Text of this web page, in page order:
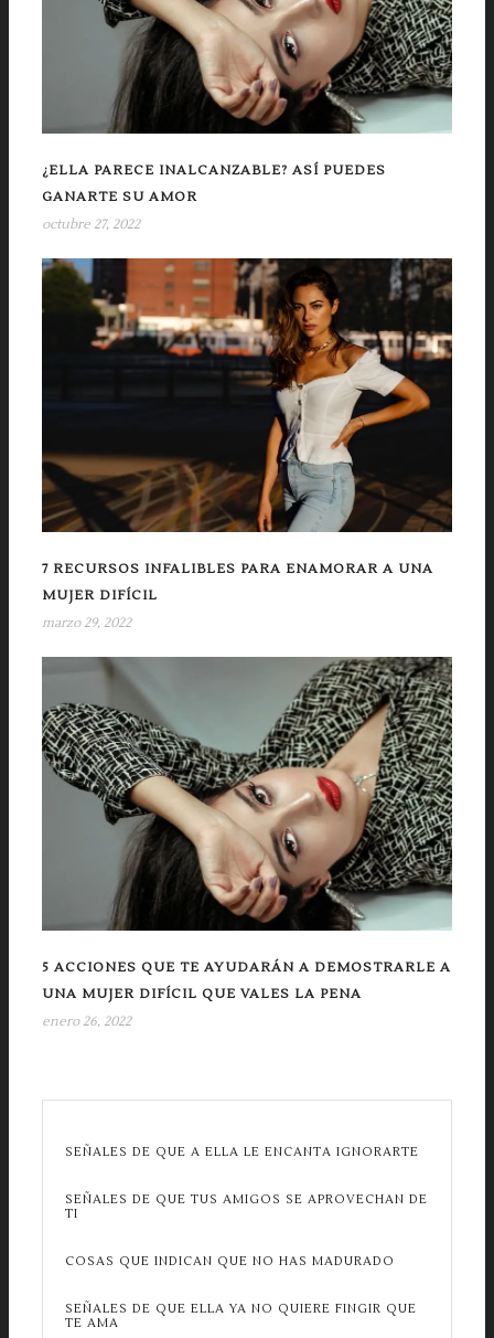
¿ELLA PARECE INALCANZABLE? ASÍ PUEDES
GANARTE SU AMOR
octubre 27, 2022
7 RECURSOS INFALIBLES PARA ENAMORAR A UNA
MUJER DIFÍCIL
marzo 29, 2022
5 ACCIONES QUE TE AYUDARÁN A DEMOSTRARLE A
UNA MUJER DIFÍCIL QUE VALES LA PENA
enero 26, 2022
SEÑALES DE QUE A ELLA LE ENCANTA IGNORARTE
SEÑALES DE QUE TUS AMIGOS SE APROVECHAN DE
TI
COSAS QUE INDICAN QUE NO HAS MADURADO
SEÑALES DE QUE ELLA YA NO QUIERE FINGIR QUE
TE AMA